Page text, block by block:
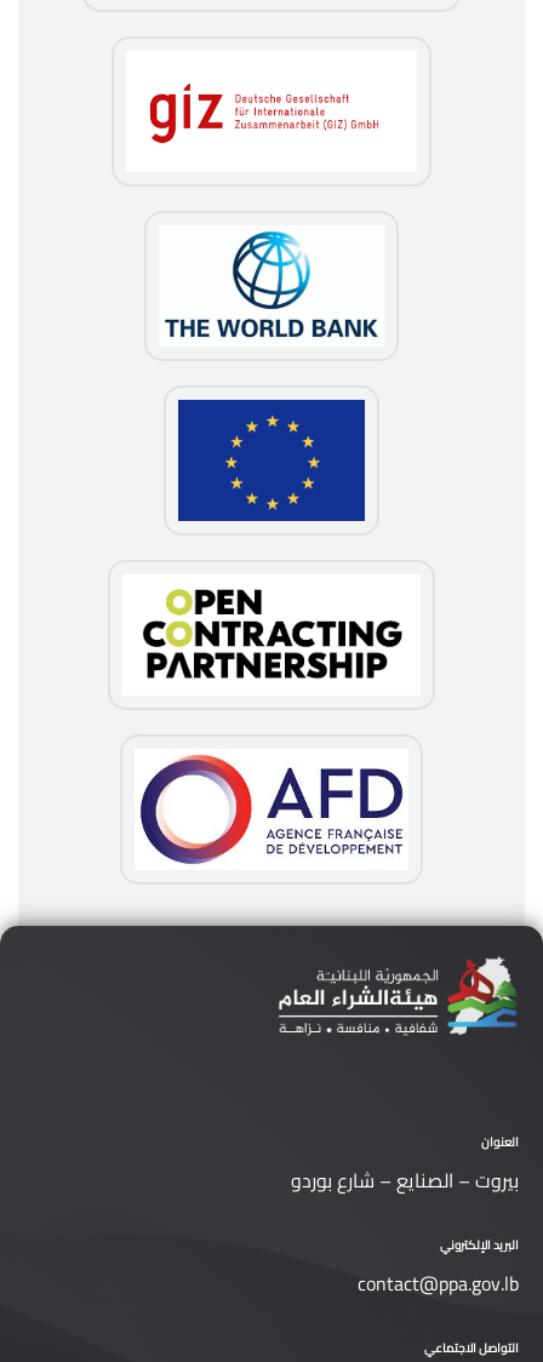
العنوان
بيروت – الصنايع – شارع بوردو
البريد الإلكتروني
contact@ppa.gov.lb
التواصل الاجتماعي